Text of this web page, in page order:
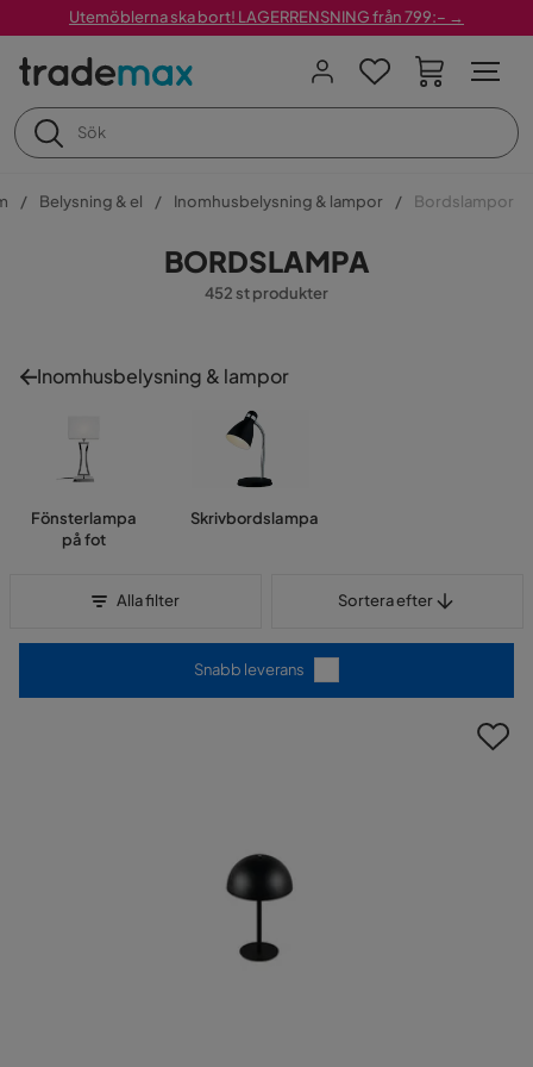
Utemöblerna ska bort! LAGERRENSNING från 799:– →
Belysning & el Inomhusbelysning & lampor Bordslampor
BORDSLAMPA
452 st produkter
Inomhusbelysning & lampor
Fönsterlampa
på fot
Skrivbordslampa
Alla filter Sortera efter
Snabb leverans